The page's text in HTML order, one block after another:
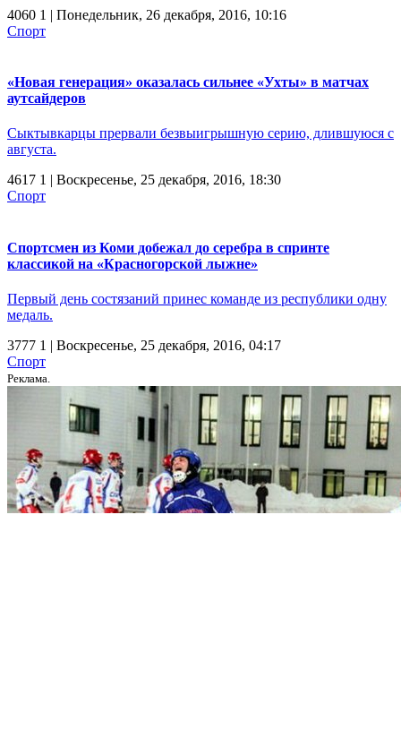
4060 1 | Понедельник, 26 декабря, 2016, 10:16
Спорт
«Новая генерация» оказалась сильнее «Ухты» в матчах
аутсайдеров
Сыктывкарцы прервали безвыигрышную серию, длившуюся с
августа.
4617 1 | Воскресенье, 25 декабря, 2016, 18:30
Спорт
Спортсмен из Коми добежал до серебра в спринте
классикой на «Красногорской лыжне»
Первый день состязаний принес команде из республики одну
медаль.
3777 1 | Воскресенье, 25 декабря, 2016, 04:17
Спорт
Реклама.